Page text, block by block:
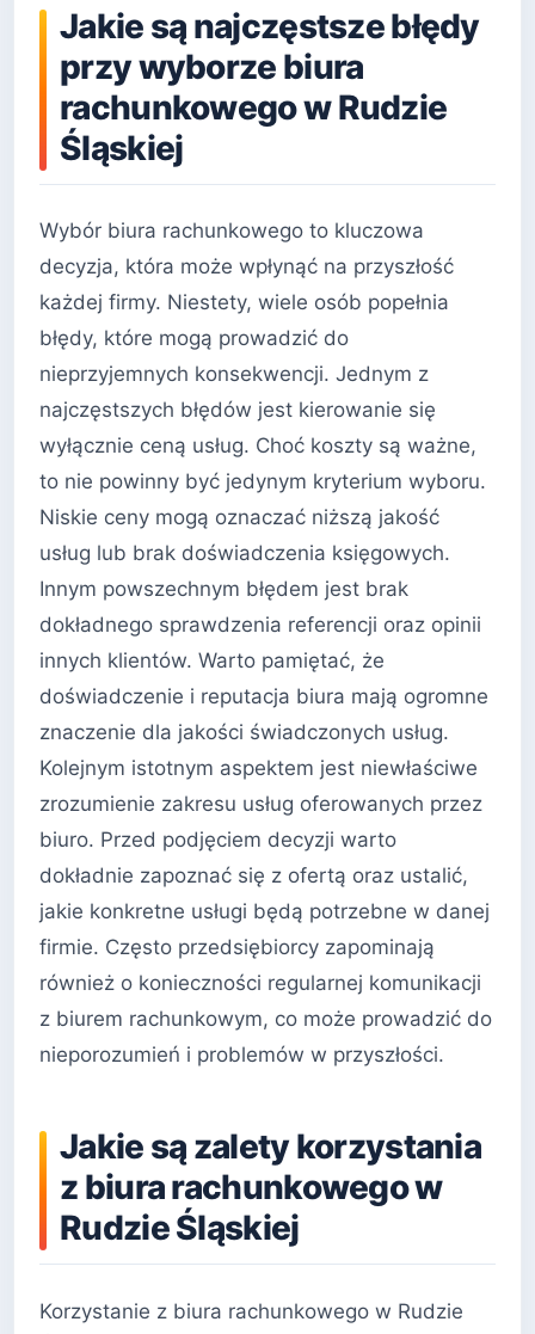
Jakie są najczęstsze błędy
przy wyborze biura
rachunkowego w Rudzie
Śląskiej
Wybór biura rachunkowego to kluczowa
decyzja, która może wpłynąć na przyszłość
każdej firmy. Niestety, wiele osób popełnia
błędy, które mogą prowadzić do
nieprzyjemnych konsekwencji. Jednym z
najczęstszych błędów jest kierowanie się
wyłącznie ceną usług. Choć koszty są ważne,
to nie powinny być jedynym kryterium wyboru.
Niskie ceny mogą oznaczać niższą jakość
usług lub brak doświadczenia księgowych.
Innym powszechnym błędem jest brak
dokładnego sprawdzenia referencji oraz opinii
innych klientów. Warto pamiętać, że
doświadczenie i reputacja biura mają ogromne
znaczenie dla jakości świadczonych usług.
Kolejnym istotnym aspektem jest niewłaściwe
zrozumienie zakresu usług oferowanych przez
biuro. Przed podjęciem decyzji warto
dokładnie zapoznać się z ofertą oraz ustalić,
jakie konkretne usługi będą potrzebne w danej
firmie. Często przedsiębiorcy zapominają
również o konieczności regularnej komunikacji
z biurem rachunkowym, co może prowadzić do
nieporozumień i problemów w przyszłości.
Jakie są zalety korzystania
z biura rachunkowego w
Rudzie Śląskiej
Korzystanie z biura rachunkowego w Rudzie